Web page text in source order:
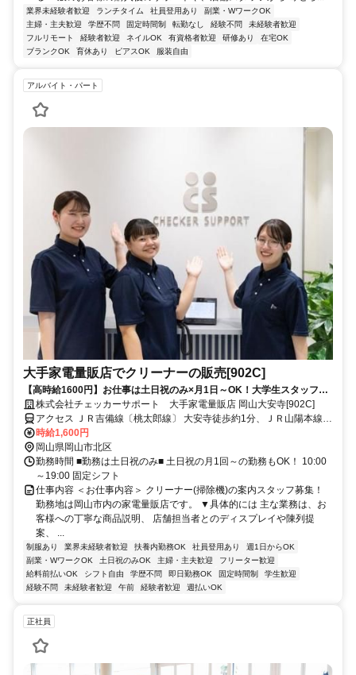
業界未経験者歓迎 ランチタイム 社員登用あり
副業・WワークOK
主婦・主夫歓迎
学歴不問 固定時間制 転勤なし 経験不問
未経験者歓迎
フルリモート
経験者歓迎 ネイルOK 有資格者歓迎 研修あり
在宅OK
ブランクOK
育休あり ピアスOK 服装自由
アルバイト・パート
大手家電量販店でクリーナーの販売[902C]
【高時給1600円】お仕事は土日祝のみ×月1日～OK！大学生スタッフも
活躍中★ノルマなし＆充実研修ありで未経験から安心スタート！
株式会社チェッカーサポート 大手家電量販店 岡山大安寺[902C]
アクセス ＪＲ吉備線〔桃太郎線〕 大安寺徒歩約1分、ＪＲ山陽本線
北長瀬北口徒歩約17分、ＪＲ吉備線〔桃太郎線〕 備前三門徒歩約21
分
時給1,600円
岡山県岡山市北区
勤務時間 ■勤務は土日祝のみ■ 土日祝の月1回～の勤務もOK！ 10:00
～19:00 固定シフト
仕事内容 ＜お仕事内容＞ クリーナー(掃除機)の案内スタッフ募集！
勤務地は岡山市内の家電量販店です。 ▼具体的には 主な業務は、お
客様への丁寧な商品説明、 店舗担当者とのディスプレイや陳列提
案、 ...
制服あり 業界未経験者歓迎 扶養内勤務OK 社員登用あり
週1日からOK
副業・WワークOK
土日祝のみOK 主婦・主夫歓迎
フリーター歓迎
給料前払いOK
シフト自由 学歴不問 即日勤務OK 固定時間制
学生歓迎
経験不問
未経験者歓迎 午前 経験者歓迎 週払いOK
正社員